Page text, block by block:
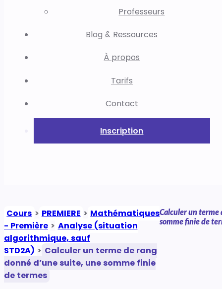
Professeurs
Blog & Ressources
À propos
Tarifs
Contact
Inscription
Cours > PREMIERE > Mathématiques
- Première > Analyse (situation
algorithmique, sauf
STD2A) > Calculer un terme de rang
donné d’une suite, une somme finie
de termes
Calculer un terme
somme finie de